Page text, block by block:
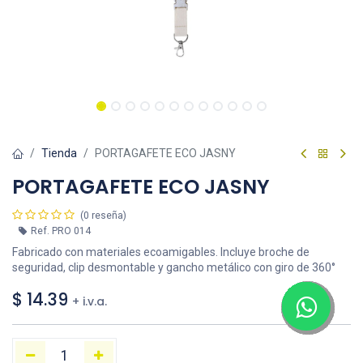
Tienda PORTAGAFETE ECO JASNY
PORTAGAFETE ECO JASNY
(0 reseña)
Ref. PRO 014
Fabricado con materiales ecoamigables. Incluye broche de
seguridad, clip desmontable y gancho metálico con giro de 360°
$ 14.39 + i.v.a.